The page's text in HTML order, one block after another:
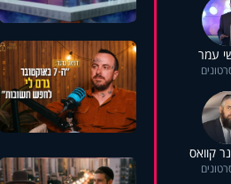
עמר
קוואס